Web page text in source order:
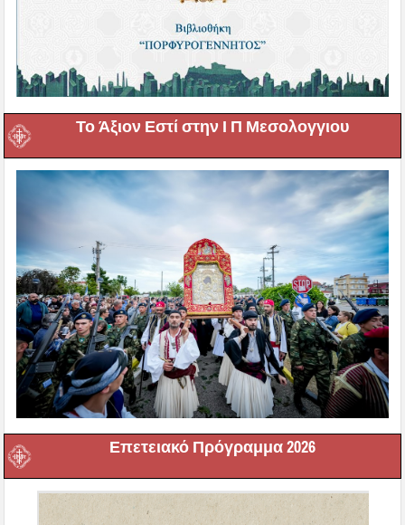
Το Άξιον Εστί στην Ι Π Μεσολογγιου
Επετειακό Πρόγραμμα 2026